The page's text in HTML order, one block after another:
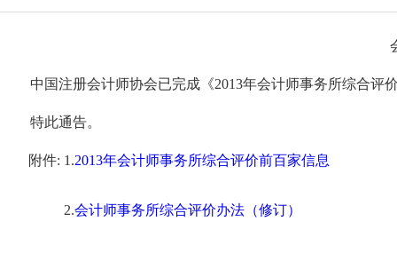
中国注册会计师协会已完成《2013年会计师事务所综合评
特此通告。
附件: 1.2013年会计师事务所综合评价前百家信息
2.会计师事务所综合评价办法（修订）